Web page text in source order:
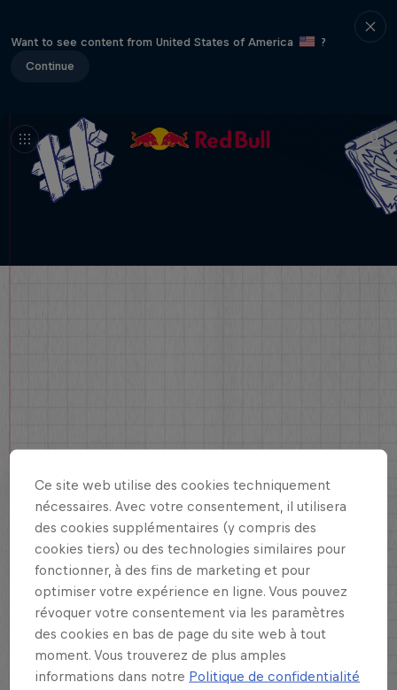
Want to see content from United States of America
?
Continue
Ce site web utilise des cookies techniquement
nécessaires. Avec votre consentement, il utilisera
des cookies supplémentaires (y compris des
cookies tiers) ou des technologies similaires pour
fonctionner, à des fins de marketing et pour
optimiser votre expérience en ligne. Vous pouvez
révoquer votre consentement via les paramètres
des cookies en bas de page du site web à tout
moment. Vous trouverez de plus amples
informations dans notre Politique de confidentialité